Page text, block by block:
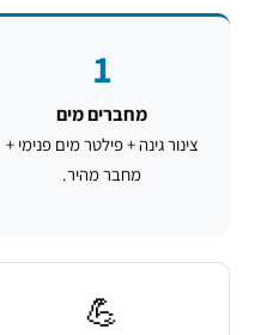
1
מחברים מים
צינור גינה + פילטר מים פנימי +
מחבר מהיר.
💪